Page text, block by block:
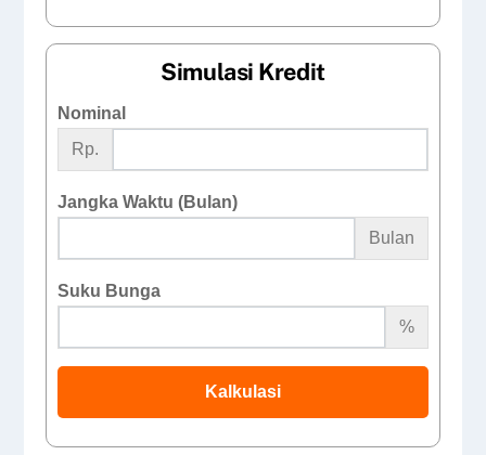
Simulasi Kredit
Nominal
Rp.
Jangka Waktu (Bulan)
Bulan
Suku Bunga
%
Kalkulasi